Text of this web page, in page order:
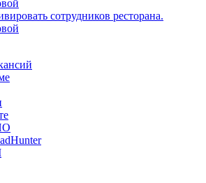
сотрудников ресторана.